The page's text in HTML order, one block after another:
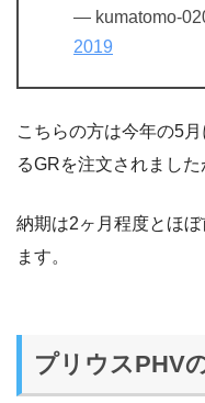
— kumatomo-
2019
こちらの方は今年の5
るGRを注文されまし
納期は2ヶ月程度とほ
ます。
プリウスPHV